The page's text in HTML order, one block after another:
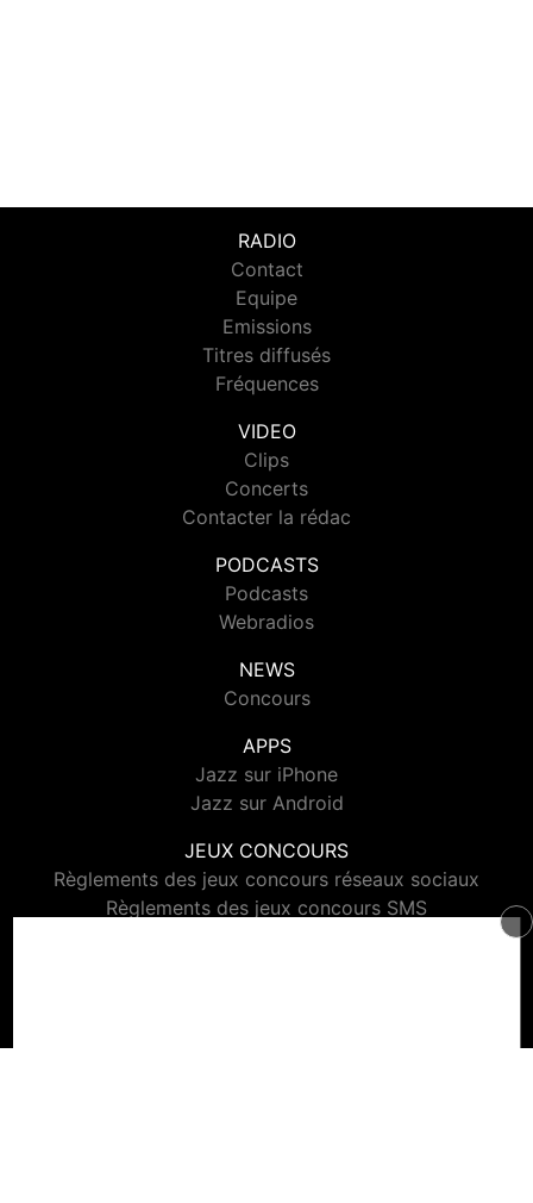
RADIO
Contact
Equipe
Emissions
Titres diffusés
Fréquences
VIDEO
Clips
Concerts
Contacter la rédac
PODCASTS
Podcasts
Webradios
NEWS
Concours
APPS
Jazz sur iPhone
Jazz sur Android
JEUX CONCOURS
Règlements des jeux concours réseaux sociaux
Règlements des jeux concours SMS